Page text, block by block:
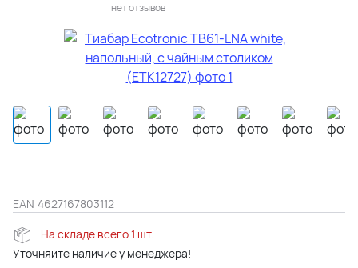
нет отзывов
EAN:4627167803112
На складе всего 1 шт.
Уточняйте наличие у менеджера!